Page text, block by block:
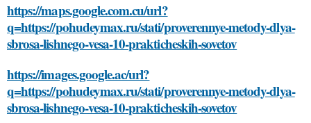
https://maps.google.com.cu/url?
q=https://pohudeymax.ru/stati/proverennye-metody-dlya-
sbrosa-lishnego-vesa-10-prakticheskih-sovetov
https://images.google.ac/url?
q=https://pohudeymax.ru/stati/proverennye-metody-dlya-
sbrosa-lishnego-vesa-10-prakticheskih-sovetov